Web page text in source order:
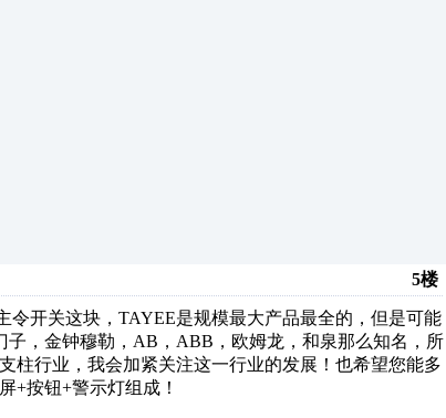
5楼
开关这块，TAYEE是规模最大产品最全的，但是可能
，金钟穆勒，AB，ABB，欧姆龙，和泉那么知名，所
柱行业，我会加紧关注这一行业的发展！也希望您能多
+按钮+警示灯组成！